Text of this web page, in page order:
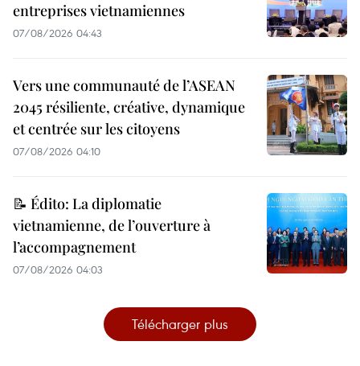
entreprises vietnamiennes
07/08/2026 04:43
Vers une communauté de l’ASEAN
2045 résiliente, créative, dynamique
et centrée sur les citoyens
07/08/2026 04:10
📝 Édito: La diplomatie
vietnamienne, de l’ouverture à
l’accompagnement
07/08/2026 04:03
Télécharger plus